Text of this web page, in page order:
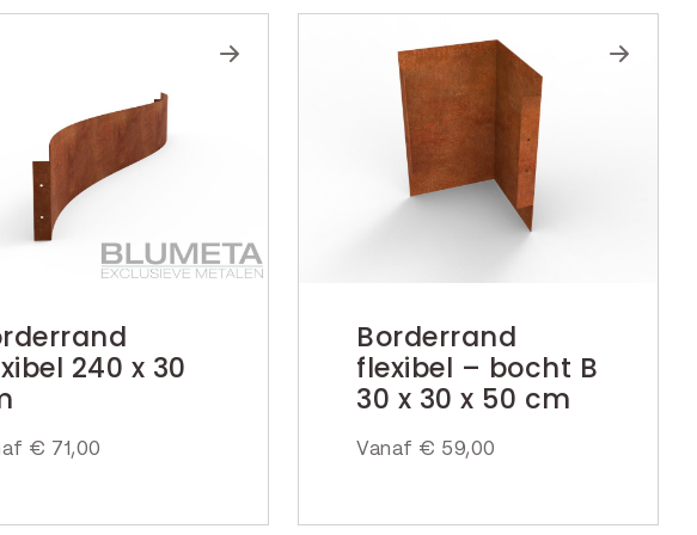
240 x 30
€ 71,00
Borderrand
flexibel – bocht B
30 x 30 x 50 cm
Vanaf € 59,00